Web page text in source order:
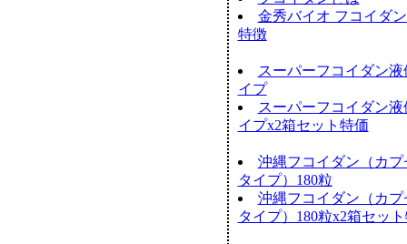
金秀バイオ フコイダ
特徴
スーパーフコイダン液
イプ
スーパーフコイダン液
イプx2箱セット特価
沖縄フコイダン（カプ
タイプ）180粒
沖縄フコイダン（カプ
タイプ）180粒x2箱セッ